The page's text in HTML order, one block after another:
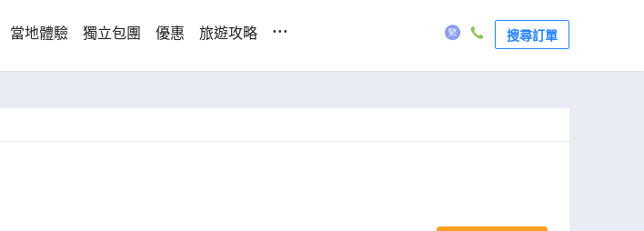
當地體驗 獨立包團 優惠 旅遊攻略 ... 搜尋訂單